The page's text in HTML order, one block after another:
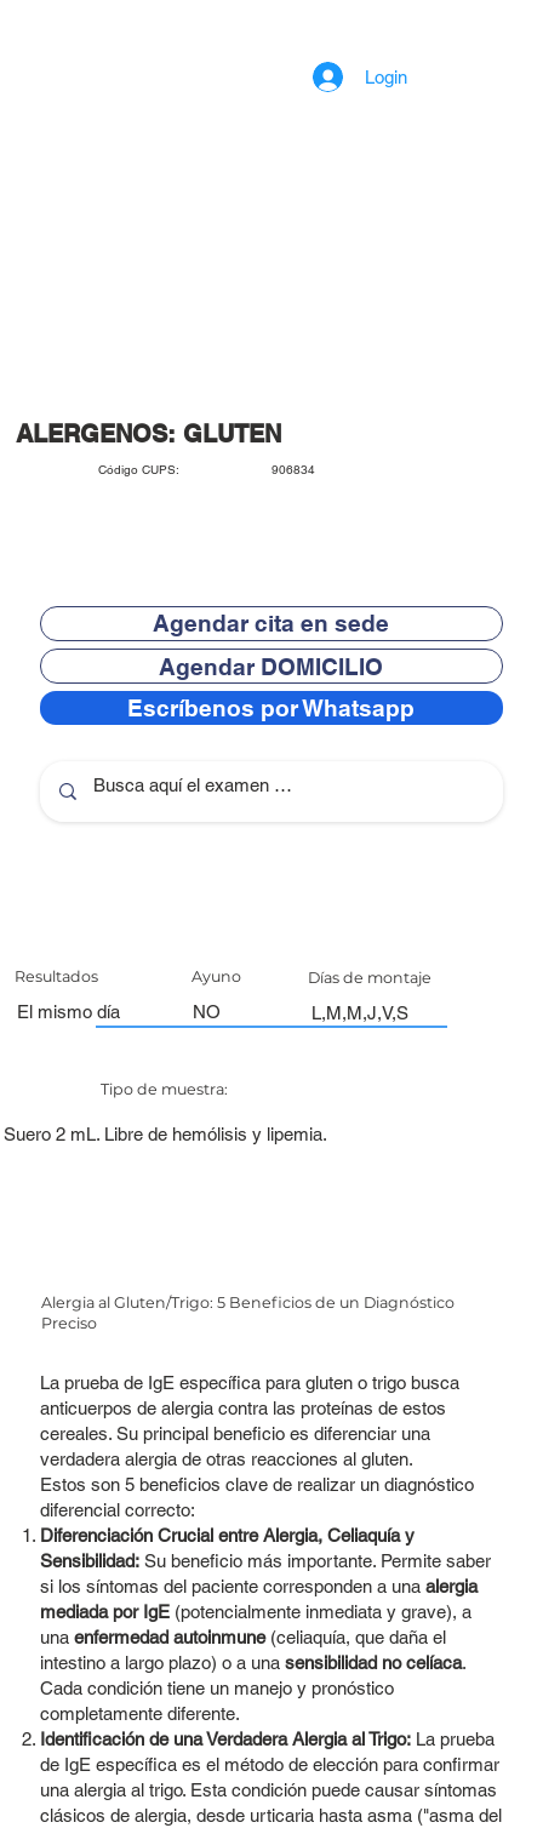
Login
ALERGENOS: GLUTEN
Código CUPS: 906834
Agendar cita en sede
Agendar DOMICILIO
Escríbenos por Whatsapp
Resultados
El mismo día
Días de montaje
L,M,M,J,V,S
Ayuno
NO
Tipo de muestra:
Suero 2 mL. Libre de hemólisis y lipemia.
Alergia al Gluten/Trigo: 5 Beneficios de un Diagnóstico
Preciso
La prueba de IgE específica para gluten o trigo busca
anticuerpos de alergia contra las proteínas de estos
cereales. Su principal beneficio es diferenciar una
verdadera alergia de otras reacciones al gluten.
Estos son 5 beneficios clave de realizar un diagnóstico
diferencial correcto:
Diferenciación Crucial entre Alergia, Celiaquía y
Sensibilidad:Su beneficio más importante. Permite saber
si los síntomas del paciente corresponden a una alergia
mediada por IgE(potencialmente inmediata y grave), a
una enfermedad autoinmune(celiaquía, que daña el
intestino a largo plazo) o a una sensibilidad no celíaca.
Cada condición tiene un manejo y pronóstico
completamente diferente.
Identificación de una Verdadera Alergia al Trigo:La prueba
de IgE específica es el método de elección para confirmar
una alergia al trigo. Esta condición puede causar síntomas
clásicos de alergia, desde urticaria hasta asma ("asma del